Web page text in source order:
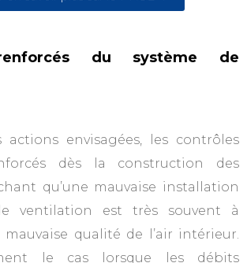
du système de
actions envisagées, les contrôles
dès la construction des
qu’une mauvaise installation
ventilation est très souvent à
mauvaise qualité de l’air intérieur.
le cas lorsque les débits